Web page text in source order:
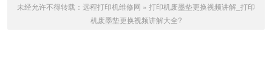
未经允许不得转载： 远程打印机维修网 » 打印机废墨垫更换视频讲解_打印
机废墨垫更换视频讲解大全?